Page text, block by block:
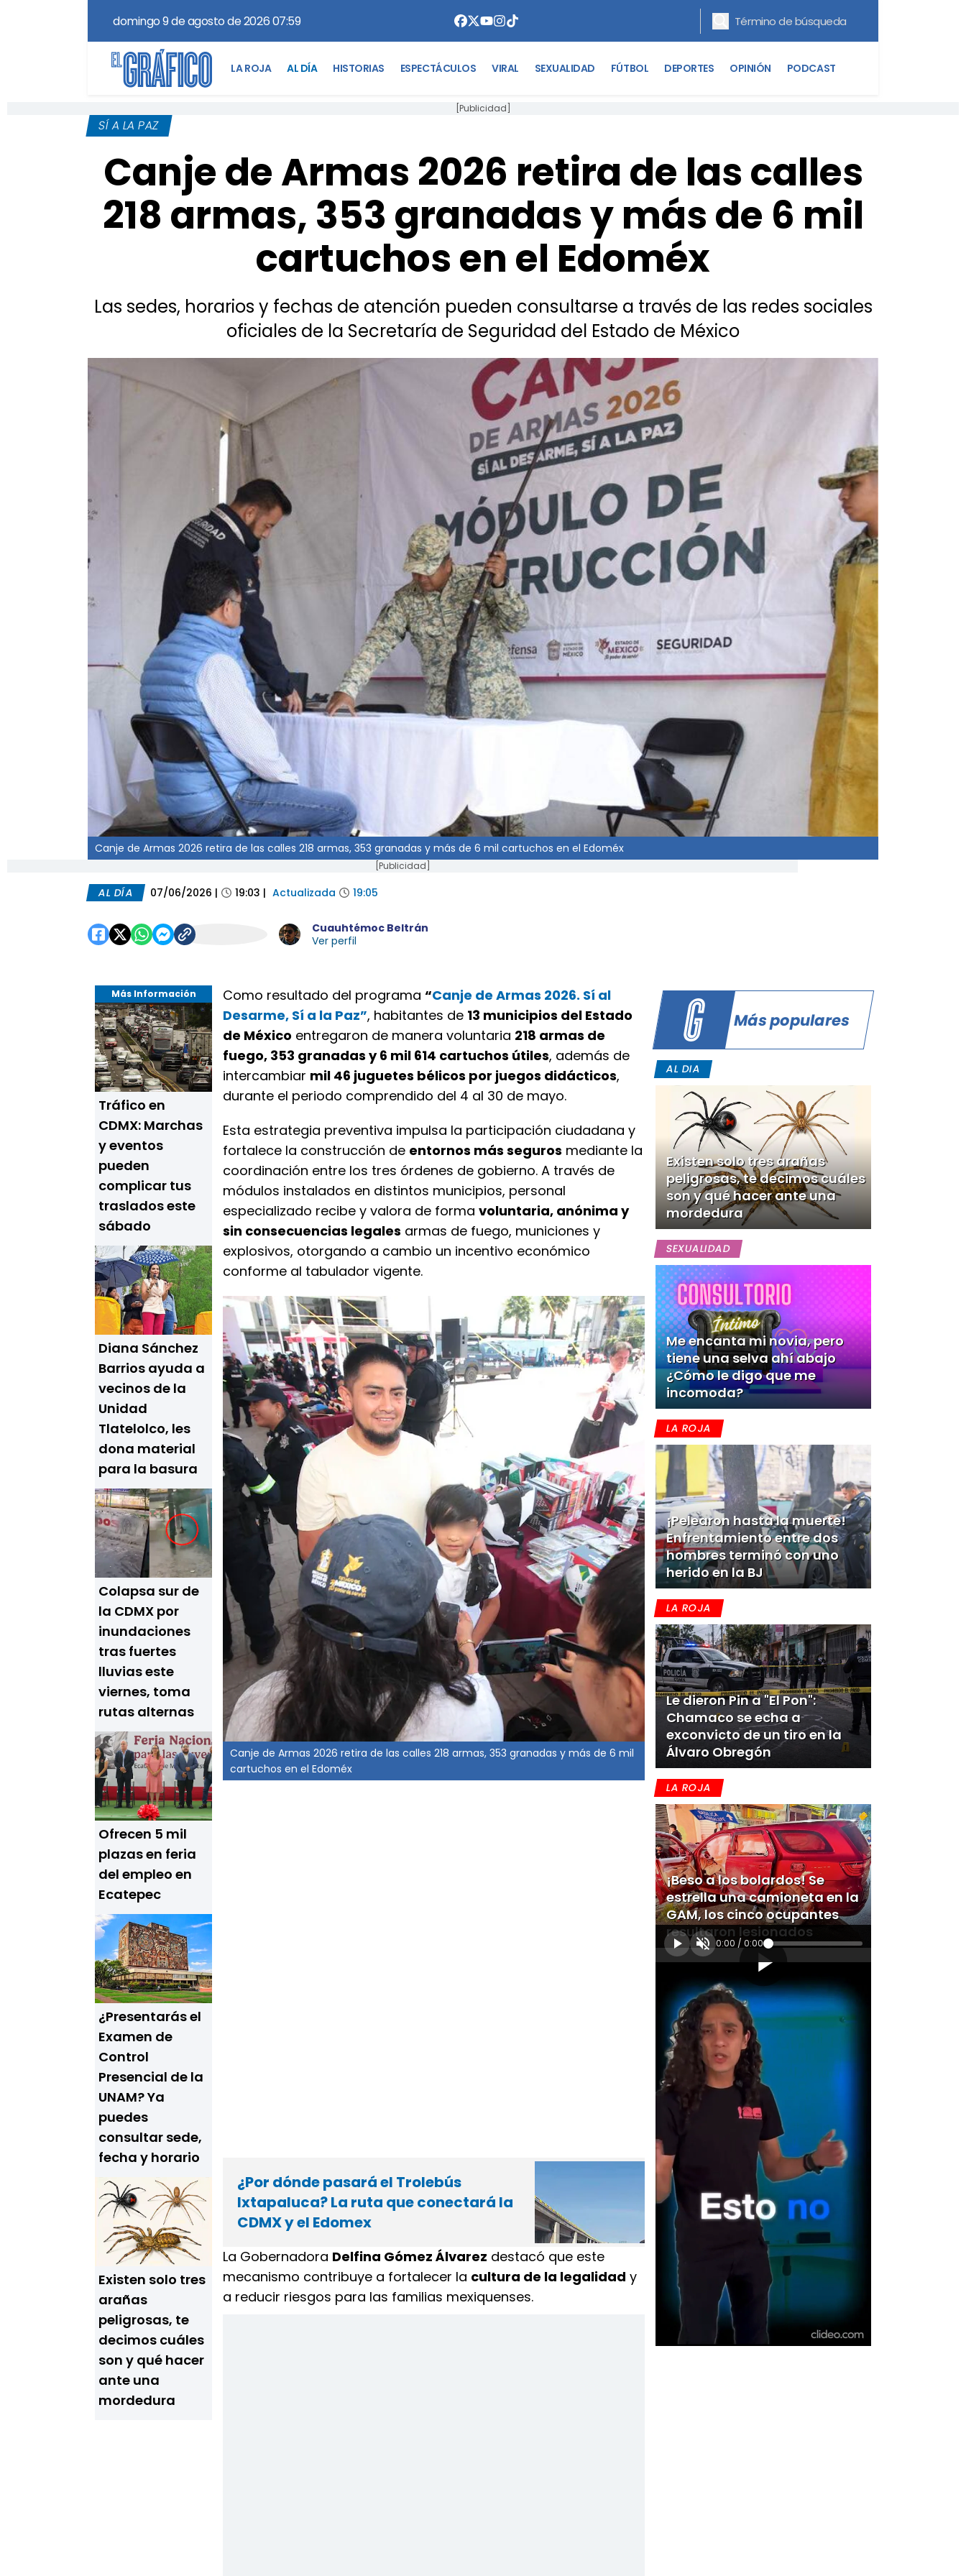
domingo 9 de agosto de 2026 07:59
LA ROJA AL DÍA HISTORIAS ESPECTÁCULOS VIRAL SEXUALIDAD FÚTBOL DEPORTES OPINIÓN PODCAST
[Publicidad]
SÍ A LA PAZ
Canje de Armas 2026 retira de las calles
218 armas, 353 granadas y más de 6 mil
cartuchos en el Edoméx
Las sedes, horarios y fechas de atención pueden consultarse a través de las redes sociales
oficiales de la Secretaría de Seguridad del Estado de México
Canje de Armas 2026 retira de las calles 218 armas, 353 granadas y más de 6 mil cartuchos en el Edoméx
[Publicidad]
AL DÍA 07/06/2026 | 19:03 | Actualizada 19:05
Cuauhtémoc Beltrán
Ver perfil
Más Información
Tráfico en
CDMX: Marchas
y eventos
pueden
complicar tus
traslados este
sábado
Diana Sánchez
Barrios ayuda a
vecinos de la
Unidad
Tlatelolco, les
dona material
para la basura
Colapsa sur de
la CDMX por
inundaciones
tras fuertes
lluvias este
viernes, toma
rutas alternas
Ofrecen 5 mil
plazas en feria
del empleo en
Ecatepec
¿Presentarás el
Examen de
Control
Presencial de la
UNAM? Ya
puedes
consultar sede,
fecha y horario
Existen solo tres
arañas
peligrosas, te
decimos cuáles
son y qué hacer
ante una
mordedura
Como resultado del programa “Canje de Armas 2026. Sí al
Desarme, Sí a la Paz”, habitantes de 13 municipios del Estado
de México entregaron de manera voluntaria 218 armas de
fuego, 353 granadas y 6 mil 614 cartuchos útiles, además de
intercambiar mil 46 juguetes bélicos por juegos didácticos,
durante el periodo comprendido del 4 al 30 de mayo.
Esta estrategia preventiva impulsa la participación ciudadana y
fortalece la construcción de entornos más seguros mediante la
coordinación entre los tres órdenes de gobierno. A través de
módulos instalados en distintos municipios, personal
especializado recibe y valora de forma voluntaria, anónima y
sin consecuencias legales armas de fuego, municiones y
explosivos, otorgando a cambio un incentivo económico
conforme al tabulador vigente.
Canje de Armas 2026 retira de las calles 218 armas, 353 granadas y más de 6 mil
cartuchos en el Edoméx
¿Por dónde pasará el Trolebús
Ixtapaluca? La ruta que conectará la
CDMX y el Edomex
La Gobernadora Delfina Gómez Álvarez destacó que este
mecanismo contribuye a fortalecer la cultura de la legalidad y
a reducir riesgos para las familias mexiquenses.
Más populares
AL DIA
Existen solo tres arañas
peligrosas, te decimos cuáles
son y qué hacer ante una
mordedura
SEXUALIDAD
Me encanta mi novia, pero
tiene una selva ahí abajo
¿Cómo le digo que me
incomoda?
LA ROJA
¡Pelearon hasta la muerte!
Enfrentamiento entre dos
hombres terminó con uno
herido en la BJ
LA ROJA
Le dieron Pin a "El Pon":
Chamaco se echa a
exconvicto de un tiro en la
Álvaro Obregón
LA ROJA
¡Beso a los bolardos! Se
estrella una camioneta en la
GAM, los cinco ocupantes
resultaron lesionados
0:00 / 0:00
[Publicidad]